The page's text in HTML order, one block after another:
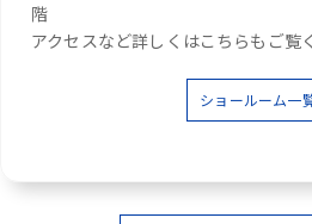
階
アクセスなど詳しくはこちらもご覧
ショールーム一